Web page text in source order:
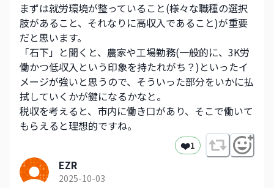
まずは就労環境が整っていること(様々な職種の選択
肢があること、それなりに高収入であること)が重要
だと思います。
「石下」と聞くと、農家や工場勤務(一般的に、3K労
働かつ低収入という印象を持たれがち？)といったイ
メージが強いと思うので、そういった部分をいかに払
拭していくかが鍵になるかなと。
税収を考えると、市内に働き口があり、そこで働いて
もらえると理想的ですね。
❤️1
EZR
2025-10-03